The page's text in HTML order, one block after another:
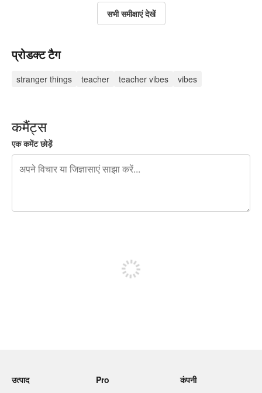
सभी समीक्षाएं देखें
प्रोडक्ट टैग
stranger things teacher teacher vibes vibes
कमैंट्स
एक कमेंट छोड़ें
उत्पाद
Pro
कंपनी